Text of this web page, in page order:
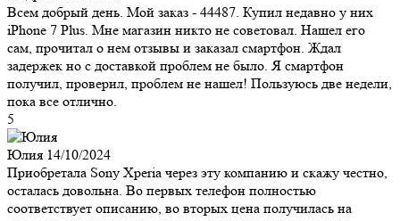
Всем добрый день. Мой заказ - 44487. Купил недавно у них
iPhone 7 Plus. Мне магазин никто не советовал. Нашел его
сам, прочитал о нем отзывы и заказал смартфон. Ждал
задержек но с доставкой проблем не было. Я смартфон
получил, проверил, проблем не нашел! Пользуюсь две недели,
пока все отлично.
5
Юлия 14/10/2024
Приобретала Sony Xperia через эту компанию и скажу честно,
осталась довольна. Во первых телефон полностью
соответствует описанию, во вторых цена получилась на